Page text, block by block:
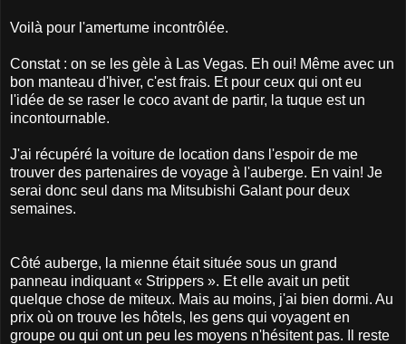
Voilà pour l'amertume incontrôlée.
Constat : on se les gèle à Las Vegas. Eh oui! Même avec un
bon manteau d'hiver, c'est frais. Et pour ceux qui ont eu
l'idée de se raser le coco avant de partir, la tuque est un
incontournable.
J'ai récupéré la voiture de location dans l'espoir de me
trouver des partenaires de voyage à l'auberge. En vain! Je
serai donc seul dans ma Mitsubishi Galant pour deux
semaines.
Côté auberge, la mienne était située sous un grand
panneau indiquant « Strippers ». Et elle avait un petit
quelque chose de miteux. Mais au moins, j'ai bien dormi. Au
prix où on trouve les hôtels, les gens qui voyagent en
groupe ou qui ont un peu les moyens n'hésitent pas. Il reste